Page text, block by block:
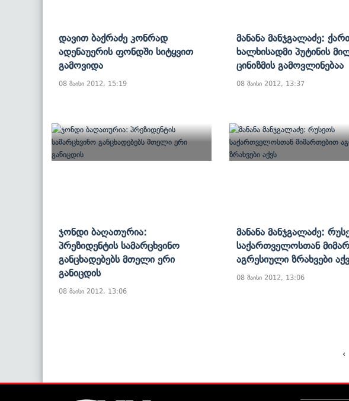
Დავით Ბაქრაძე Კონრად
Ადენაუერის Ფონდში Სიტყვით
Გამოვიდა
08 მაისი 2012, 15:19
Მანანა Მანჯგალაძე:
Ხალხისადმი Პუტინის
Ცინიზმის Გამოვლინებაა
08 მაისი 2012, 13:37
Ჯონდი Ბაღათურია:
Პრეზიდენტის Სამარცხვინო
Განცხადებებს Მთელი Ერი
Განიცდის
08 მაისი 2012, 13:06
Მანანა Მანჯგალაძე:
Საქართველოსთან
Აგრესიული Ზრახვები
08 მაისი 2012, 13:06
‹